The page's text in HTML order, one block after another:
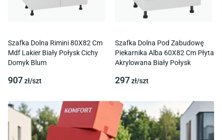
Szafka Dolna Rimini 80X82 Cm
Mdf Lakier Biały Połysk Cichy
Domyk Blum
907zł/szt
Szafka Dolna Pod Zabudowę
Piekarnika Alba 60X82 Cm Płyta
Akrylowana Biały Połysk
297zł/szt